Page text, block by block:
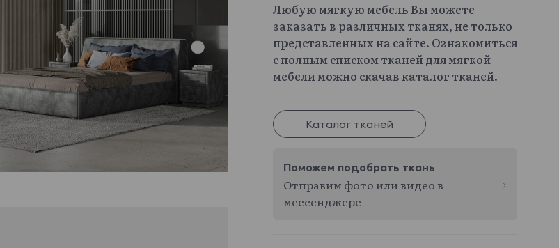
Любую мягкую мебель Вы можете
заказать в различных тканях, не только
представленных на сайте. Ознакомиться
с полным списком тканей для мягкой
мебели можно скачав каталог тканей.
Каталог тканей
Поможем подобрать ткань
Отправим фото или видео в
мессенджере